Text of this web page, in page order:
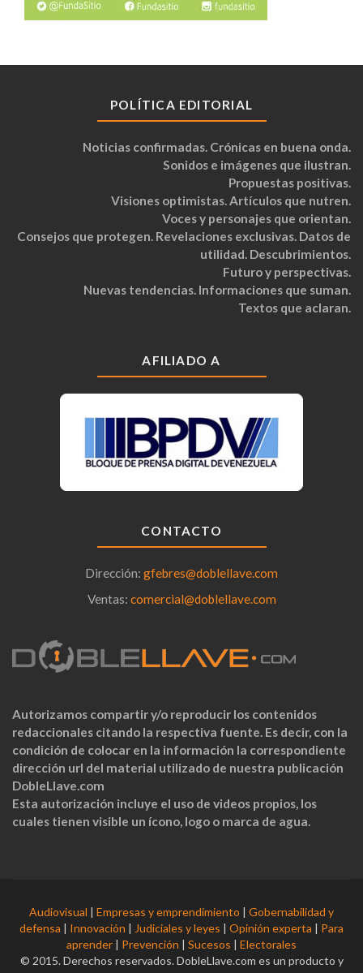
POLÍTICA EDITORIAL
Noticias confirmadas. Crónicas en buena onda.
Sonidos e imágenes que ilustran.
Propuestas positivas.
Visiones optimistas. Artículos que nutren.
Voces y personajes que orientan.
Consejos que protegen. Revelaciones exclusivas. Datos de
utilidad. Descubrimientos.
Futuro y perspectivas.
Nuevas tendencias. Informaciones que suman.
Textos que aclaran.
AFILIADO A
CONTACTO
Dirección: gfebres@doblellave.com
Ventas: comercial@doblellave.com
Autorizamos compartir y/o reproducir los contenidos
redaccionales citando la respectiva fuente. Es decir, con la
condición de colocar en la información la correspondiente
dirección url del material utilizado de nuestra publicación
DobleLlave.com
Esta autorización incluye el uso de videos propios, los
cuales tienen visible un ícono, logo o marca de agua.
Audiovisual Empresas y emprendimiento
Gobernabilidad y
defensa
Innovación Judiciales y leyes Opinión experta
Para
aprender
Prevención Sucesos
Electorales
© 2015. Derechos reservados. DobleLlave.com es un producto y